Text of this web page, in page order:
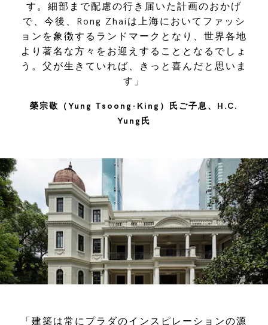
す。細部まで配慮の行き届いた計画のおかげ
で、今後、Rong Zhaiは上海においてファッシ
ョンを象徴するランドマークとなり、世界各地
より著名な方々をお迎えすることとなるでしょ
う。父が生きていれば、きっと喜んだと思いま
す」
榮宗敬（Yung Tsoong-King）氏ご子息、H.C.
Yung氏
「建築は常にプラダのインスピレーションの源